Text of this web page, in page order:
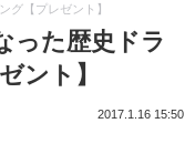
グ【プレゼント】
った歴史ドラ
ント】
2017.1.16 15:50